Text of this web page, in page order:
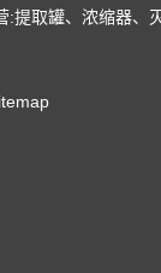
提取罐、浓缩器、